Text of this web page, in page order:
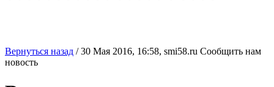
Вернуться назад /30 Мая 2016, 16:58, smi58.ru Сообщить нам
новость